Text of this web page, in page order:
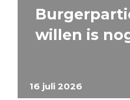
16 juli 2026
willen is